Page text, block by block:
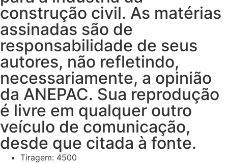
construção civil. As matérias
assinadas são de
responsabilidade de seus
autores, não refletindo,
necessariamente, a opinião
da ANEPAC. Sua reprodução
é livre em qualquer outro
veículo de comunicação,
desde que citada à fonte.
Tiragem: 4500